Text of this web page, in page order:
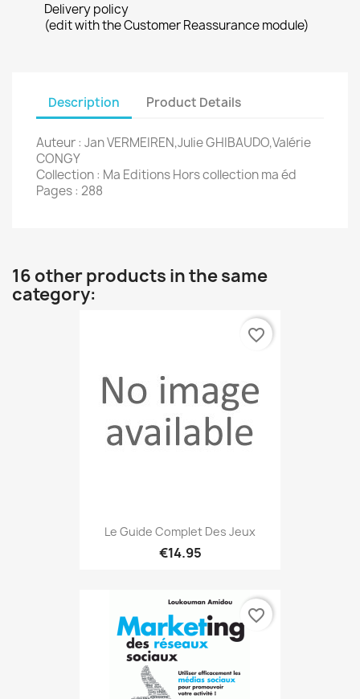
Delivery policy
(edit with the Customer Reassurance module)
Description Product Details
Auteur : Jan VERMEIREN,Julie GHIBAUDO,Valérie
CONGY
Collection : Ma Editions Hors collection ma éd
Pages : 288
16 other products in the same
category:
Le Guide Complet Des Jeux
€14.95
favorite_border
favorite_border